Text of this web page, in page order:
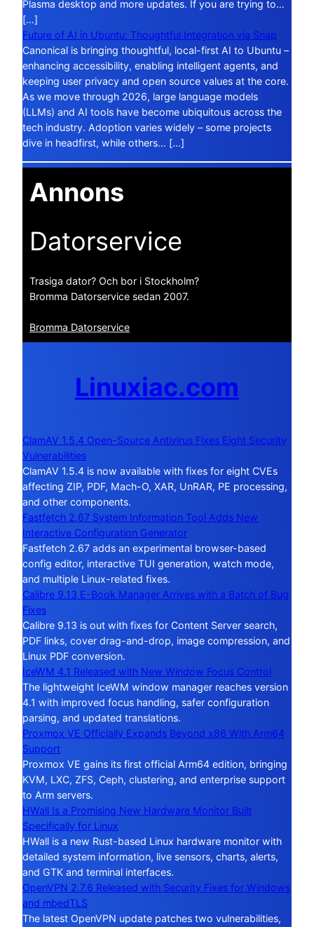
Plasma desktop and more updates. If you are trying to…
[…]
Future of AI in Ubuntu: Thoughtful Integration via Snap
Canonical is bringing thoughtful, local-first AI to Ubuntu –
enhancing accessibility, enabling intelligent agents, and
keeping user privacy and open source values at the core.
As we move through 2026, large language models
(LLMs) and AI tools have become ubiquitous across the
tech industry. Adoption varies widely – some projects
dive in headfirst, while others… […]
Annons
Datorservice
Trasiga dator? Och bor i Stockholm?
Bromma Datorservice sedan 2007.
Bromma Datorservice
Linuxiac.com
ClamAV 1.5.4 Open-Source Antivirus Fixes Eight Security
Vulnerabilities
ClamAV 1.5.4 is now available with fixes for eight CVEs
affecting ZIP, PDF, Mach-O, XAR, UnRAR, PE processing,
and other components.
Fastfetch 2.67 System Information Tool Adds New
Interactive Configuration Generator
Fastfetch 2.67 adds an experimental browser-based
config editor, interactive TUI generation, watch mode,
and multiple Linux-related fixes.
Calibre 9.13 E-Book Manager Arrives with a Batch of Bug
Fixes
Calibre 9.13 is out with fixes for Content Server search,
PDF links, cover drag-and-drop, image compression, and
Linux PDF conversion.
IceWM 4.1 Released with New Window Focus Control
The lightweight IceWM window manager reaches version
4.1 with improved focus handling, safer configuration
parsing, and updated translations.
Proxmox VE Officially Expands Beyond x86 With Arm64
Support
Proxmox VE gains its first official Arm64 edition, bringing
KVM, LXC, ZFS, Ceph, clustering, and enterprise support
to Arm servers.
HWall Is a Promising New Hardware Monitor Built
Specifically for Linux
HWall is a new Rust-based Linux hardware monitor with
detailed system information, live sensors, charts, alerts,
and GTK and terminal interfaces.
OpenVPN 2.7.6 Released with Security Fixes for Windows
and mbedTLS
The latest OpenVPN update patches two vulnerabilities,